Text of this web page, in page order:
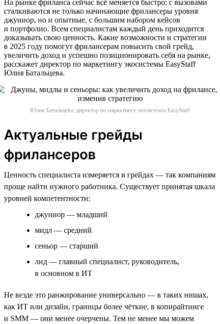
На рынке фриланса сейчас всё меняется быстро: с вызовами
сталкиваются не только начинающие фрилансеры уровня
джуниор, но и опытные, с большим набором кейсов
и портфолио. Всем специалистам каждый день приходится
доказывать свою ценность. Какие возможности и стратегии
в 2025 году помогут фрилансерам повысить свой грейд,
увеличить доход и успешно позиционировать себя на рынке,
расскажет директор по маркетингу экосистемы EasyStaff
Юлия Батальцева.
Юлия Батальцева, директор по маркетингу экосистемы EasyStaff
Актуальные грейды
фрилансеров
Ценность специалиста измеряется в грейдах — так компаниям
проще найти нужного работника. Существует принятая шкала
уровней компетентности:
джуниор — младший
мидл — средний
сеньор — старший
лид — главный специалист, руководитель,
в основном в ИТ
Не везде это ранжирование универсально — в таких нишах,
как ИТ или дизайн, границы более чёткие, в копирайтинге
и SMM — они менее очерчены. Тем не менее мы можем